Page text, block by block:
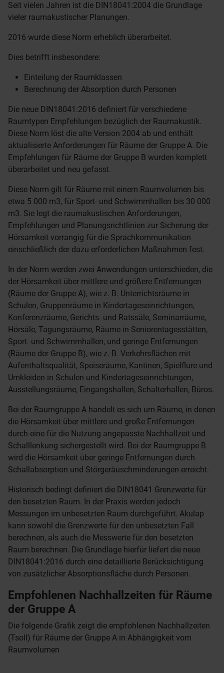
Seit vielen Jahren ist die DIN18041:2004 die Grundlage
vieler raumakustischer Planungen.
2016 wurde diese Norm erheblich überarbeitet.
Dies betrifft insbesondere:
Einteilung der Raumklassen
Berechnung der Absorption durch Personen
Die neue DIN18041:2016 definiert für verschiedene
Raumtypen Empfehlungen bezüglich der Raumakustik.
Diese Norm löst die alte Version 2004 ab und enthält
aktualisierte Anforderungen für Räume der Gruppe A. Die
Empfehlungen für Räume der Gruppe B wurden komplett
überarbeitet und neu gefasst.
Diese Norm gilt für Räume mit einem Raumvolumen bis
etwa 5 000 m3, für Sport- und Schwimmhallen bis 30 000
m3. Sie legt die raumakustischen Anforderungen,
Empfehlungen und Planungsrichtlinien zur Sicherung der
Hörsamkeit vorrangig für die Sprachkommunikation
einschließlich der dazu erforderlichen Maßnahmen fest.
In der Norm werden zwei Anwendungen unterschieden, die
der Hörsamkeit über mittlere und größere Entfernungen
(Räume der Gruppe A), wie z. B. Unterrichtsräume in
Schulen, Gruppenräume in Kindertageseinrichtungen,
Konferenzräume, Gerichts- und Ratssäle, Seminarräume,
Hörsäle, Tagungsräume, Räume in Seniorentagesstätten,
Sport- und Schwimmhallen, und geringe Entfernungen
(Räume der Gruppe B), wie z. B. Verkehrsflächen mit
Aufenthaltsqualität, Speiseräume, Kantinen, Spielflure und
Umkleiden in Schulen und Kindertageseinrichtungen,
Ausstellungsräume, Eingangshallen, Schalterhallen, Büros.
Bei der Raumgruppe A handelt es sich um Räume, in denen
die Hörsamkeit über mittlere und große Entfernungen
durch eine für die Nutzung angepasste Nachhallzeit und
Schalllenkung sichergestellt wird. Bei der Raumgruppe B
wird die Hörsamkeit über geringe Entfernungen durch
Schallabsorption und Störgeräuschminderungen erreicht.
Historisch bedingt definiert die DIN18041 Grenzwerte für
den besetzten Raum. In der Praxis werden jedoch
Messungen im unbesetzten Raum durchgeführt. Akulap
kann sowohl die Grenzwerte für den unbesetzten Fall
berechnen, als auch die Messwerte für den besetzten
Raum berechnen. Die Grundlage hierfür liefert die neue
DIN18041:2016 durch eine detaillierte Berücksichtigung
von zusätzlicher Absorptionsfläche durch Personen.
Empfohlenen Nachhallzeiten für Räume
der Gruppe A
Die folgende Grafik zeigt die empfohlenen Nachhallzeiten
(Tsoll) für Räume der Gruppe A in Abhängigkeit vom
Raumvolumen